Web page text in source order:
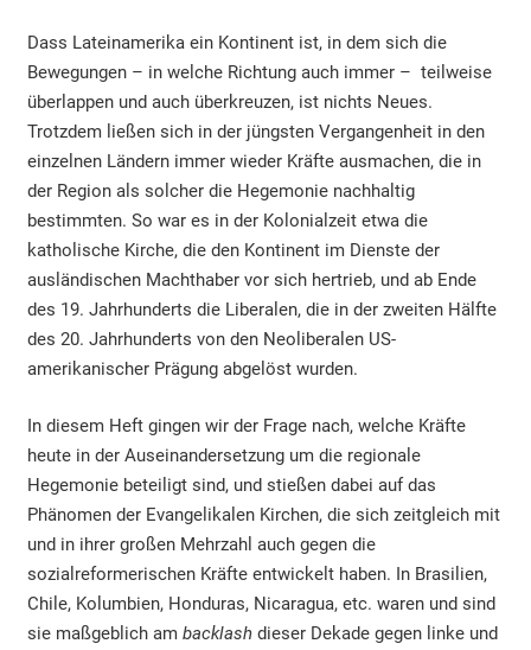
Dass Lateinamerika ein Kontinent ist, in dem sich die
Bewegungen – in welche Richtung auch immer – teilweise
überlappen und auch überkreuzen, ist nichts Neues.
Trotzdem ließen sich in der jüngsten Vergangenheit in den
einzelnen Ländern immer wieder Kräfte ausmachen, die in
der Region als solcher die Hegemonie nachhaltig
bestimmten. So war es in der Kolonialzeit etwa die
katholische Kirche, die den Kontinent im Dienste der
ausländischen Machthaber vor sich hertrieb, und ab Ende
des 19. Jahrhunderts die Liberalen, die in der zweiten Hälfte
des 20. Jahrhunderts von den Neoliberalen US-
amerikanischer Prägung abgelöst wurden.
In diesem Heft gingen wir der Frage nach, welche Kräfte
heute in der Auseinandersetzung um die regionale
Hegemonie beteiligt sind, und stießen dabei auf das
Phänomen der Evangelikalen Kirchen, die sich zeitgleich mit
und in ihrer großen Mehrzahl auch gegen die
sozialreformerischen Kräfte entwickelt haben. In Brasilien,
Chile, Kolumbien, Honduras, Nicaragua, etc. waren und sind
sie maßgeblich am backlashdieser Dekade gegen linke und